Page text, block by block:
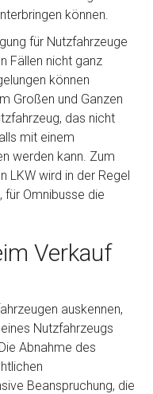
können.
für Nutzfahrzeuge
Fällen nicht ganz
können
Großen und Ganzen
das nicht
mit einem
werden kann. Zum
LKW wird in der Regel
für Omnibusse die
Verkauf
auskennen,
Nutzfahrzeugs
Abnahme des
Beanspruchung, die